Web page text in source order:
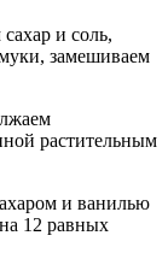
и соль,
замешиваем
растительным
и ванилью
12 равных